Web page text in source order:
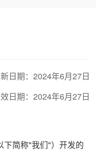
日期：2024年6月27日
日期：2024年6月27日
简称"我们"）开发的